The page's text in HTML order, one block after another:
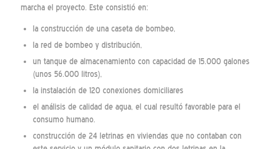
marcha el proyecto. Este consistió en:
la construcción de una caseta de bombeo,
la red de bombeo y distribución,
un tanque de almacenamiento con capacidad de 15.000 galones
(unos 56.000 litros),
la instalación de 120 conexiones domiciliares
el análisis de calidad de agua, el cual resultó favorable para el
consumo humano.
construcción de 24 letrinas en viviendas que no contaban con